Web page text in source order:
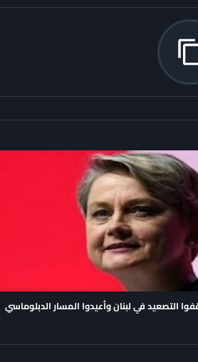
التصعيد في لبنان وأعيدوا المسار الدبلوماسي